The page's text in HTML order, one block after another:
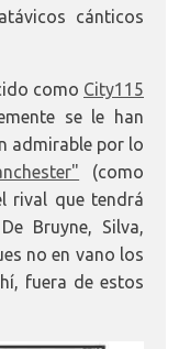
cánticos
como City115
se le han
admirable por lo
(como
rival que tendrá
Bruyne, Silva,
no en vano los
fuera de estos